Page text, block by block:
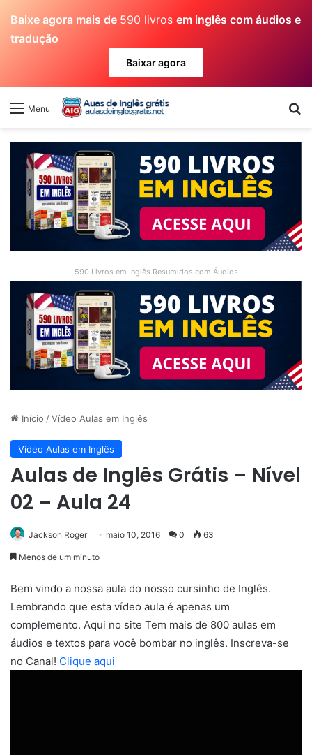
Baixe agora mais de 590 livros em inglês com áudios e
tradução
Baixar agora
Menu
590 Livros em Inglês Resumidos com Áudios
Início /Vídeo Aulas em Inglês
Vídeo Aulas em Inglês
Aulas de Inglês Grátis – Nível
02 – Aula 24
Jackson Roger maio 10, 2016 0 63
Menos de um minuto
Bem vindo a nossa aula do nosso cursinho de Inglês.
Lembrando que esta vídeo aula é apenas um
complemento. Aqui no site Tem mais de 800 aulas em
áudios e textos para você bombar no inglês. Inscreva-se
no Canal! Clique aqui